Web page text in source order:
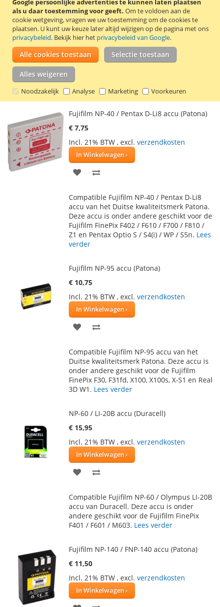
als u daar toestemming voor geeft. Om te voldoen aan de
cookie wetgeving, vragen we uw toestemming om de cookies te
plaatsen. U kunt uw keuze later altijd wijzigen op de pagina met ons
privacybeleid. Bekijk hier het privacybeleid van Google.
Alle cookies toestaan Selectie toestaan
Alles weigeren
Noodzakelijk Analyse Marketing Voorkeuren
In Winkelwagen
VOEG
AAN
TOEVOEGEN
TE
Deze Duracell accu is compatible met de
accu’s Olympus LI-40B / LI-42B, Nikon EN-
EL10, Casio NP-80, Fujifilm NP-45, Kodak
KLIC-7006 en Pentax D-LI63 / D-LI108.
verder
Fujifilm NP-40 / Pentax D-Li8 accu (Patona)
€ 7,75
Incl. 21% BTW , excl. verzendkosten
In Winkelwagen
VOEG
AAN
VERLANGLIJST
TE
VERGELIJKEN
Compatible Fujifilm NP-40 / Pentax D-Li8
accu van het Duitse kwaliteitsmerk Patona.
Deze accu is onder andere geschikt voor de
Fujifilm FinePix F402 / F610 / F700 / F810 /
Z1 en Pentax Optio S / S4(i) / WP / S5n. Lees
verder
Fujifilm NP-95 accu (Patona)
€ 10,75
Incl. 21% BTW , excl. verzendkosten
In Winkelwagen
VOEG
AAN
VERLANGLIJST
TE
VERGELIJKEN
Compatible Fujifilm NP-95 accu van het
Duitse kwaliteitsmerk Patona. Deze accu is
onder andere geschikt voor de Fujifilm
FinePix F30, F31fd, X100, X100s, X-S1 en Real
3D W1. Lees verder
NP-60 / LI-20B accu (Duracell)
€ 15,95
Incl. 21% BTW , excl. verzendkosten
In Winkelwagen
VOEG
AAN
VERLANGLIJST
TE
VERGELIJKEN
Compatible Fujifilm NP-60 / Olympus LI-20B
accu van Duracell. Deze accu is onder
andere geschikt voor de Fujifilm FinePix
F401 / F601 / M603. Lees verder
Fujifilm NP-140 / FNP-140 accu (Patona)
€ 11,50
Incl. 21% BTW , excl. verzendkosten
In Winkelwagen